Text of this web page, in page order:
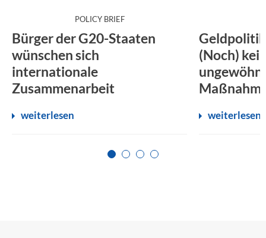
POLICY BRIEF:
Bürger der G20-Staaten
wünschen sich
internationale
Zusammenarbeit
weiterlesen
(Noch)
weiterlesen
Zur Seite 1
Zur Seite 2
Zur Seite 3
Zur Seite 4